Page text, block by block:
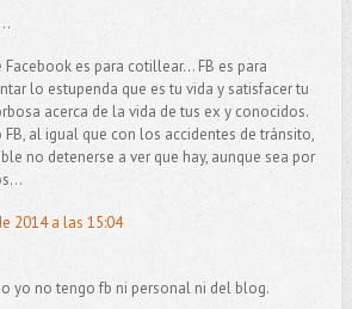
Facebook es para cotillear... FB es para
lo estupenda que es tu vida y satisfacer tu
acerca de la vida de tus ex y conocidos.
FB, al igual que con los accidentes de tránsito,
no detenerse a ver que hay, aunque sea por
2014 a las 15:04
yo no tengo fb ni personal ni del blog.